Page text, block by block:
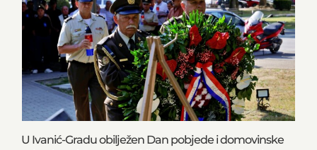
U Ivanić-Gradu obilježen Dan pobjede i domovinske